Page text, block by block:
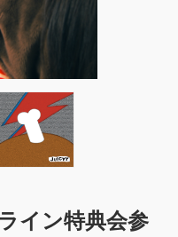
イン特典会参